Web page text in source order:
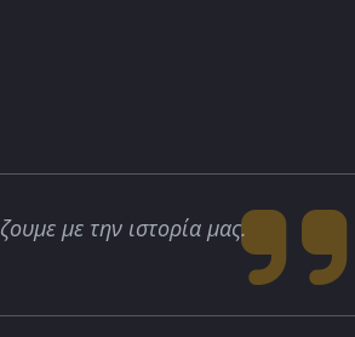
με την ιστορία μας.